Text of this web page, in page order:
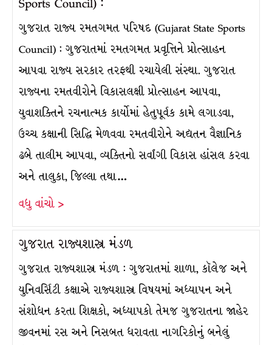
ગુજરાત રાજ્ય રમતગમત પરિષદ (Gujarat State Sports
Council) : ગુજરાતમાં રમતગમત પ્રવૃત્તિને પ્રોત્સાહન
આપવા રાજ્ય સરકાર તરફથી રચાયેલી સંસ્થા. ગુજરાત
રાજ્યના રમતવીરોને વિકાસલક્ષી પ્રોત્સાહન આપવા,
યુવાશક્તિને રચનાત્મક કાર્યોમાં હેતુપૂર્વક કામે લગાડવા,
ઉચ્ચ કક્ષાની સિદ્ધિ મેળવવા રમતવીરોને અદ્યતન વૈજ્ઞાનિક
ઢબે તાલીમ આપવા, વ્યક્તિનો સર્વાંગી વિકાસ હાંસલ કરવા
અને તાલુકા, જિલ્લા તથા…
વધુ વાંચો >
ગુજરાત રાજ્યશાસ્ત્ર મંડળ
ગુજરાત રાજ્યશાસ્ત્ર મંડળ : ગુજરાતમાં શાળા, કૉલેજ અને
યુનિવર્સિટી કક્ષાએ રાજ્યશાસ્ત્ર વિષયમાં અધ્યાપન અને
સંશોધન કરતા શિક્ષકો, અધ્યાપકો તેમજ ગુજરાતના જાહેર
જીવનમાં રસ અને નિસબત ધરાવતા નાગરિકોનું બનેલું